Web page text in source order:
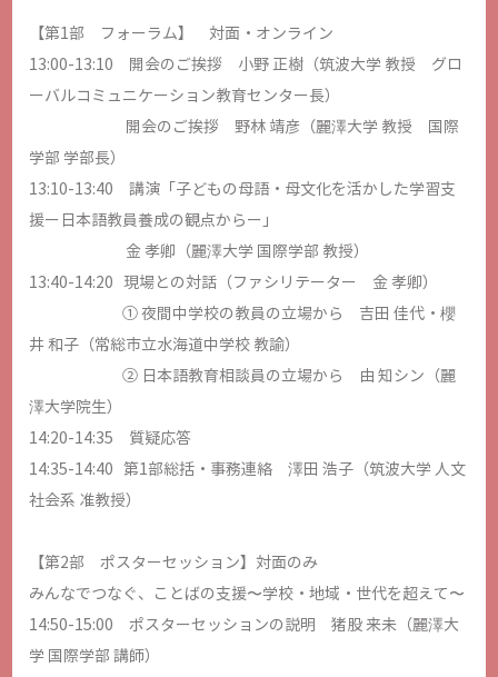
【第1部 フォーラム】 対面・オンライン
13:00-13:10 開会のご挨拶 小野 正樹（筑波大学 教授 グロ
ーバルコミュニケーション教育センター長）
開会のご挨拶 野林 靖彦（麗澤大学 教授 国際
学部 学部長）
13:10-13:40 講演「子どもの母語・母文化を活かした学習支
援ー日本語教員養成の観点からー」
金 孝卿（麗澤大学 国際学部 教授）
13:40-14:20 現場との対話（ファシリテーター 金 孝卿）
① 夜間中学校の教員の立場から 吉田 佳代・櫻
井 和子（常総市立水海道中学校 教諭）
② 日本語教育相談員の立場から 由 知シン（麗
澤大学院生）
14:20-14:35 質疑応答
14:35-14:40 第1部総括・事務連絡 澤田 浩子（筑波大学 人文
社会系 准教授）
【第2部 ポスターセッション】対面のみ
みんなでつなぐ、ことばの支援〜学校・地域・世代を超えて〜
14:50-15:00 ポスターセッションの説明 猪股 来未（麗澤大
学 国際学部 講師）